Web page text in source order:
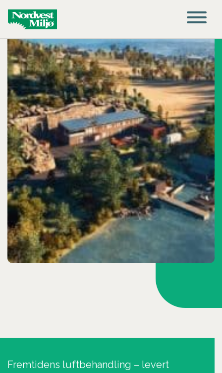
Main Navigation
Fremtidens luftbehandling – levert